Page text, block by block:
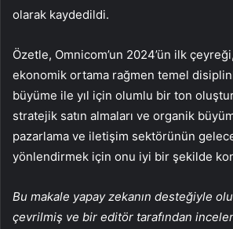
olarak kaydedildi.
Özetle, Omnicom’un 2024’ün ilk
ekonomik ortama rağmen temel
büyüme ile yıl için olumlu bir ton
stratejik satın almaları ve organik
pazarlama ve iletişim sektörünün
yönlendirmek için onu iyi bir şekilde
Bu makale yapay zekanın desteğiyle
çevrilmiş ve bir editör tarafından